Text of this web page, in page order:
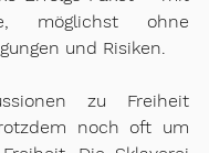
möglichst ohne
und Risiken.
zu Freiheit
noch oft um